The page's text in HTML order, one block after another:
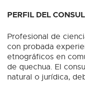
PERFIL DEL
Profesional de
con probada
etnográficos en
de quechua. El
natural o jurídica,